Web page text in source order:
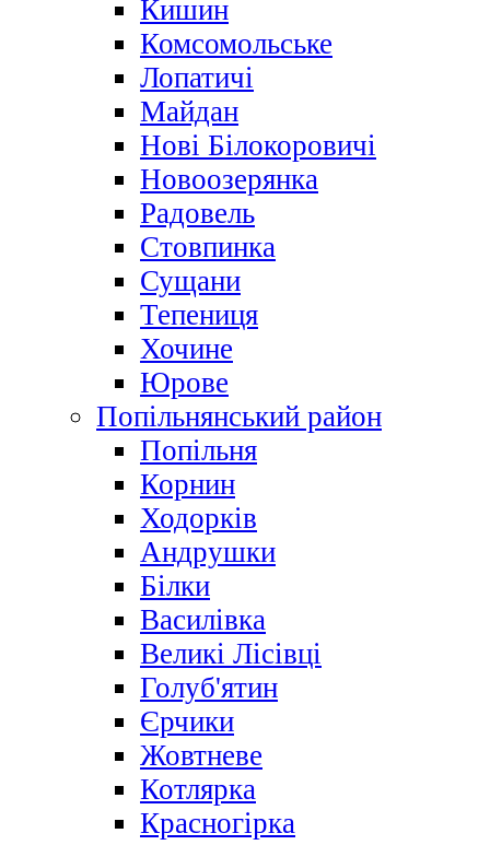
Кишин
Комсомольське
Лопатичі
Майдан
Нові Білокоровичі
Новоозерянка
Радовель
Стовпинка
Сущани
Тепениця
Хочине
Юрове
Попільнянський район
Попільня
Корнин
Ходорків
Андрушки
Білки
Василівка
Великі Лісівці
Голуб'ятин
Єрчики
Жовтневе
Котлярка
Красногірка